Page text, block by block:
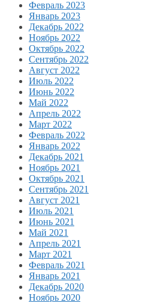
Февраль 2023
Январь 2023
Декабрь 2022
Ноябрь 2022
Октябрь 2022
Сентябрь 2022
Август 2022
Июль 2022
Июнь 2022
Май 2022
Апрель 2022
Март 2022
Февраль 2022
Январь 2022
Декабрь 2021
Ноябрь 2021
Октябрь 2021
Сентябрь 2021
Август 2021
Июль 2021
Июнь 2021
Май 2021
Апрель 2021
Март 2021
Февраль 2021
Январь 2021
Декабрь 2020
Ноябрь 2020